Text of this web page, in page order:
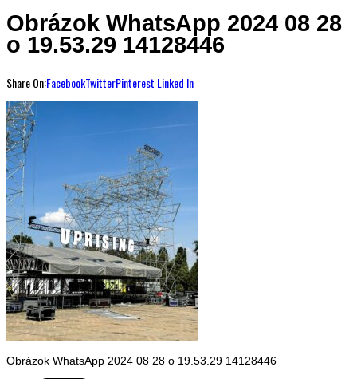
Obrázok WhatsApp 2024 08 28
o 19.53.29 14128446
Share On:FacebookTwitterPinterest Linked In
Obrázok WhatsApp 2024 08 28 o 19.53.29 14128446